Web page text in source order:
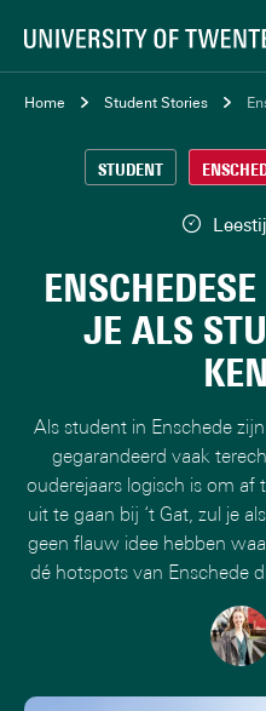
Home Student Stories
STUDENT
JE ALS
Als student in Enschede
gegarandeerd vaak
ouderejaars logisch is om af
uit te gaan bij ‘t Gat, zul je
geen flauw idee hebben
dé hotspots van Enschede